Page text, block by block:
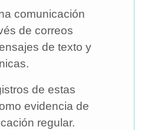
comunicación
de correos
de texto y
de estas
evidencia de
regular.